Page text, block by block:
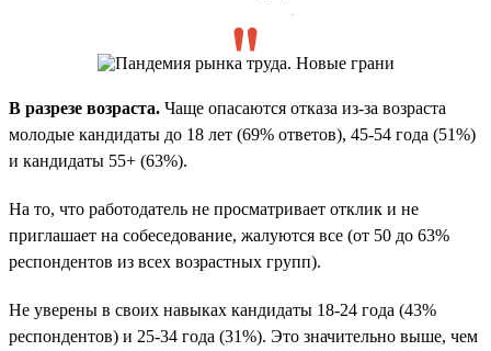
.
В разрезе возраста. Чаще опасаются отказа из-за возраста
молодые кандидаты до 18 лет (69% ответов), 45-54 года (51%)
и кандидаты 55+ (63%).
На то, что работодатель не просматривает отклик и не
приглашает на собеседование, жалуются все (от 50 до 63%
респондентов из всех возрастных групп).
Не уверены в своих навыках кандидаты 18-24 года (43%
респондентов) и 25-34 года (31%). Это значительно выше, чем